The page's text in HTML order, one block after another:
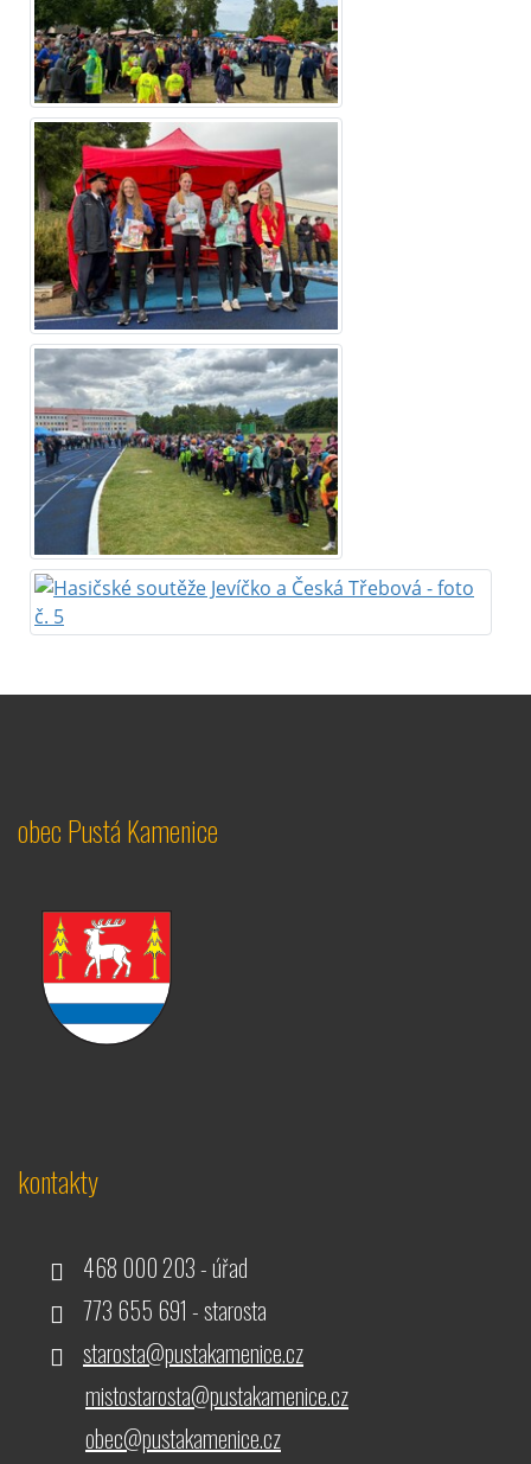
obec Pustá Kamenice
kontakty
468 000 203 - úřad
773 655 691 - starosta
starosta@pustakamenice.cz
mistostarosta@pustakamenice.cz
obec@pustakamenice.cz